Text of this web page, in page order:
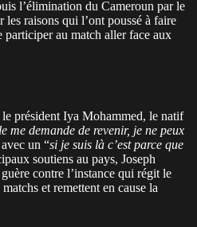
l’élimination du Cameroun par le
raisons qui l’ont poussé à faire
participer au match aller face aux
président Iya Mohammed, le natif
me demande de revenir, je ne peux
un “si je suis là c’est parce que
soutiens au pays, Joseph
contre l’instance qui régit le
et remettent en cause la